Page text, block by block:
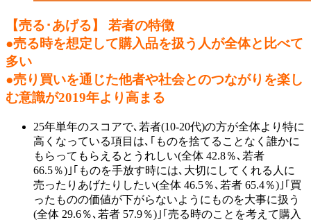
【売る･あげる】 若者の特徴
●売る時を想定して購入品を扱う人が全体と比べて
多い
●売り買いを通じた他者や社会とのつながりを楽し
む意識が2019年より高まる
25年単年のスコアで､若者(10-20代)の方が全体より特に
高くなっている項目は､｢ものを捨てることなく誰かに
もらってもらえるとうれしい(全体 42.8％､若者
66.5％)｣｢ものを手放す時には､大切にしてくれる人に
売ったりあげたりしたい(全体 46.5％､若者 65.4％)｣｢買
ったものの価値が下がらないようにものを大事に扱う
(全体 29.6％､若者 57.9％)｣｢売る時のことを考えて購入